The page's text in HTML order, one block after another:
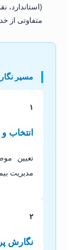
(استاندارد،
متفاوتی از
مسیر
۱
انتخاب
تعیین
مدیریت
۲
نگارش